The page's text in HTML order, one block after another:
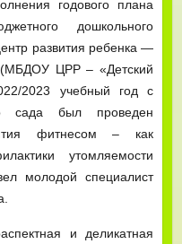
годового плана
дошкольного
развития ребенка —
ЦРР – «Детский
2023 учебный год с
сада был проведен
фитнесом – как
утомляемости
молодой специалист
и деликатная